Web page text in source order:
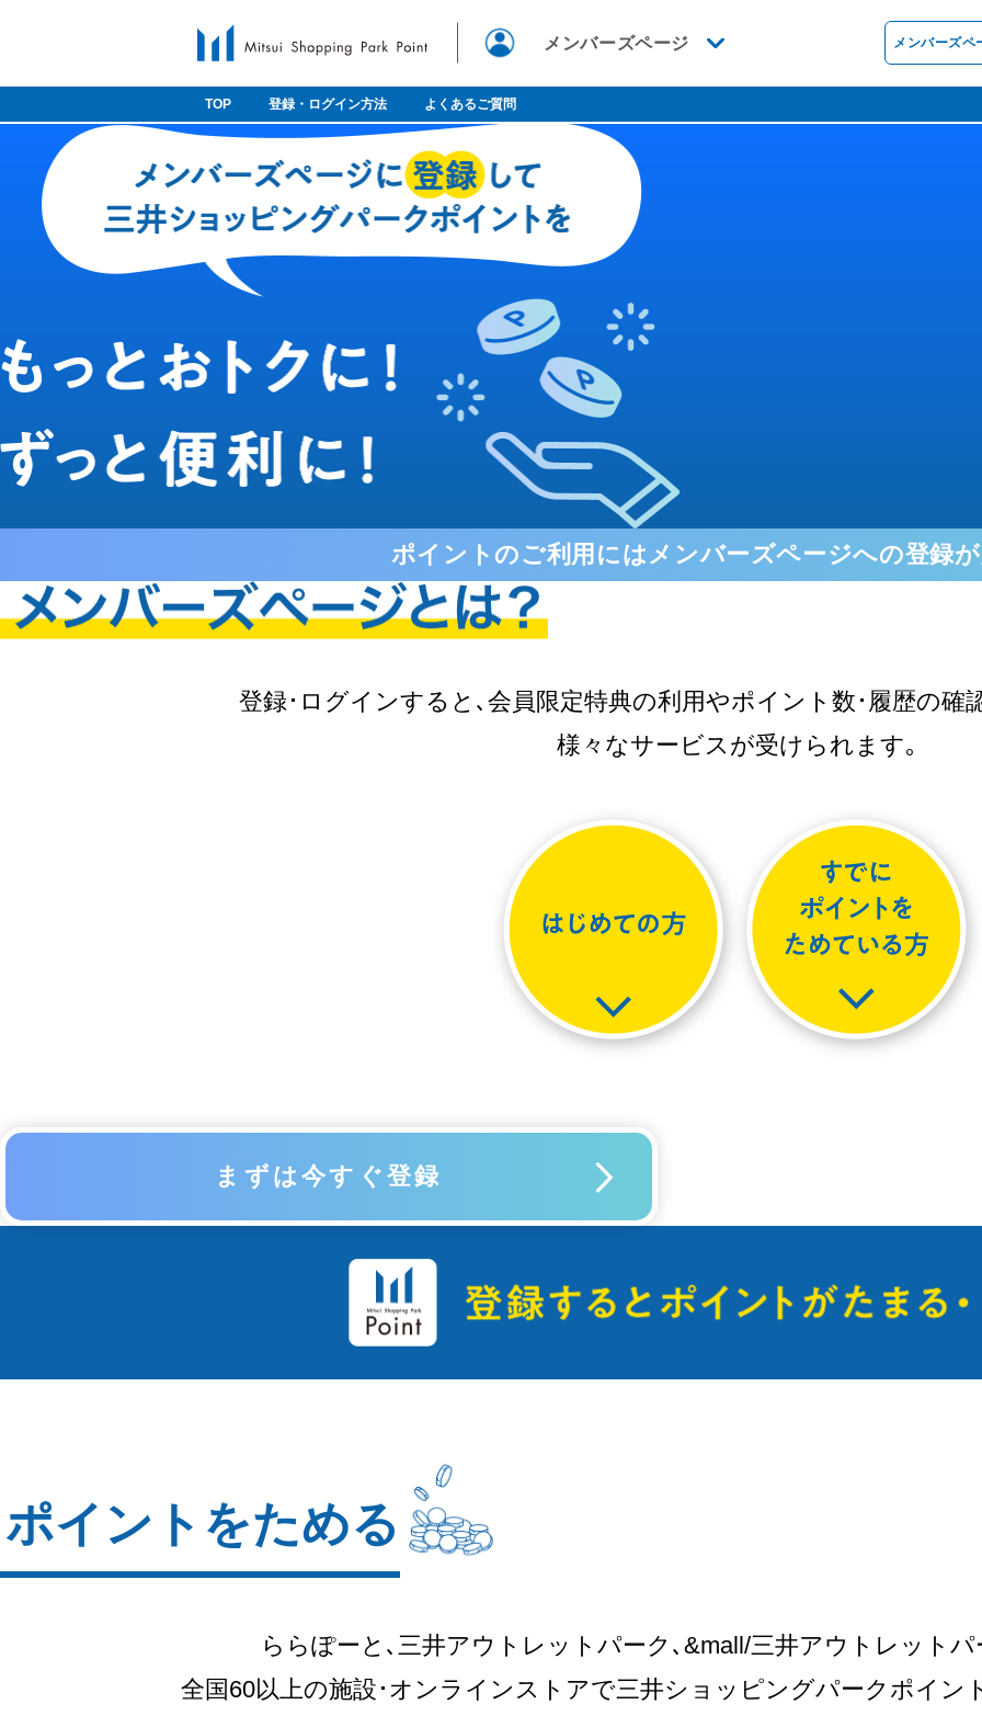
メンバーズページ メンバーズペ
TOP 登録・ログイン方法 よくあるご質問
ポイントのご利用には メンバーズページへの登録
登録･ログインすると､会員限定特典の利用やポイント数･履歴の確
様々なサービスが受けられます｡
まずは今すぐ登録
ポイントをためる
ららぽーと､三井アウトレットパーク､ &mall/三井アウトレット
全国60以上の施設･オンラインストアで三井ショッピングパークポイン